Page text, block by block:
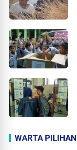
WARTA PILIHAN